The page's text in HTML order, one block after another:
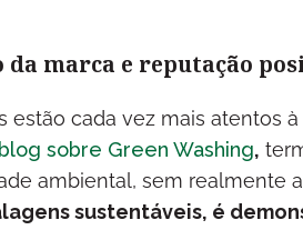
da marca e reputação
estão cada vez mais atentos
sobre Green Washing,
ambiental, sem realmente
sustentáveis, é